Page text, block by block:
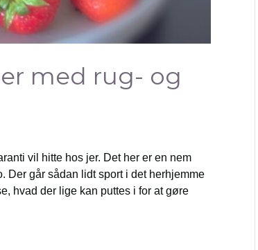
med rug- og
vil hitte hos jer. Det her er en nem
Der går sådan lidt sport i det herhjemme
hvad der lige kan puttes i for at gøre